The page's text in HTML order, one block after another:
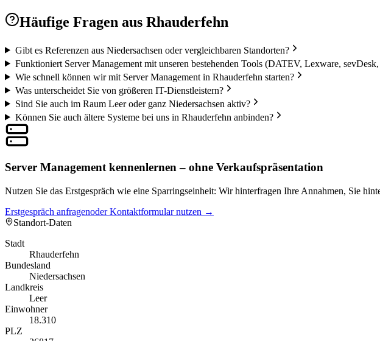
Häufige Fragen aus Rhauderfehn
Gibt es Referenzen aus Niedersachsen oder vergleichbaren Standorten?
Funktioniert Server Management mit unseren bestehenden Tools (DATEV, Lexware,
Wie schnell können wir mit Server Management in Rhauderfehn starten?
Was unterscheidet Sie von größeren IT-Dienstleistern?
Sind Sie auch im Raum Leer oder ganz Niedersachsen aktiv?
Können Sie auch ältere Systeme bei uns in Rhauderfehn anbinden?
Server Management kennenlernen – ohne Verkaufspräsentation
Nutzen Sie das Erstgespräch wie eine Sparringseinheit: Wir hinterfragen Ihre Annahmen, Sie
Erstgespräch anfragenoder Kontaktformular nutzen →
Standort-Daten
Stadt
Rhauderfehn
Bundesland
Niedersachsen
Landkreis
Leer
Einwohner
18.310
PLZ